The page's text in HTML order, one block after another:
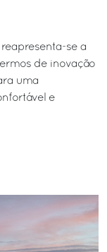
se a
de inovação
uma
e